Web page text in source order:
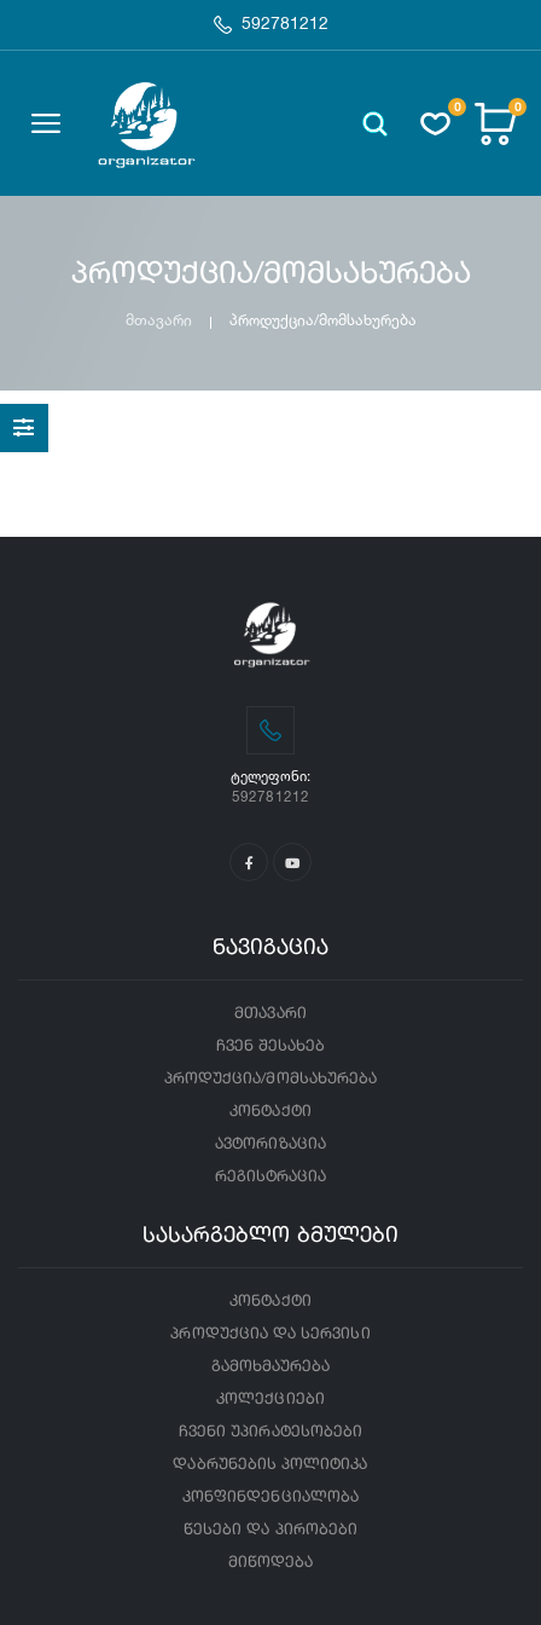
592781212
0 0
პროდუქცია/მომსახურება
მთავარი პროდუქცია/მომსახურება
ᲢᲔᲚᲔᲤᲝᲜᲘ:
592781212
ნავიგაცია
მთავარი
ჩვენ შესახებ
პროდუქცია/მომსახურება
კონტაქტი
ავტორიზაცია
რეგისტრაცია
სასარგებლო ბმულები
კონტაქტი
პროდუქცია და სერვისი
გამოხმაურება
კოლექციები
ჩვენი უპირატესობები
დაბრუნების პოლიტიკა
კონფინდენციალობა
წესები და პირობები
მიწოდება